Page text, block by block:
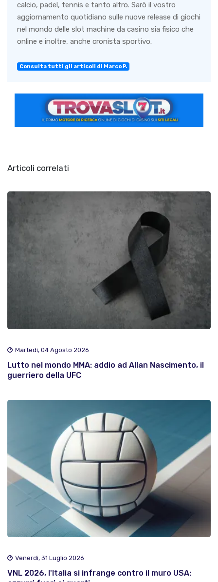
calcio, padel, tennis e tanto altro. Sarò il vostro
aggiornamento quotidiano sulle nuove release di giochi
nel mondo delle slot machine da casino sia fisico che
online e inoltre, anche cronista sportivo.
Consulta tutti gli articoli di Marco P.
Articoli correlati
Martedì, 04 Agosto 2026
Lutto nel mondo MMA: addio ad Allan Nascimento, il
guerriero della UFC
Venerdì, 31 Luglio 2026
VNL 2026, l'Italia si infrange contro il muro USA: